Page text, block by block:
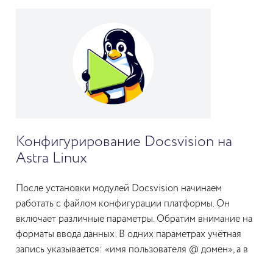
Конфигурирование Docsvision на
Astra Linux
После установки модулей Docsvision начинаем
работать с файлом конфигурации платформы. Он
включает различные параметры. Обратим внимание на
форматы ввода данных. В одних параметрах учётная
запись указывается: «имя пользователя @ домен», а в